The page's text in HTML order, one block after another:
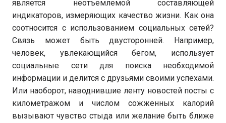
является неотъемлемой составляющей
индикаторов, измеряющих качество жизни. Как она
соотносится с использованием социальных сетей?
Связь может быть двусторонней. Например,
человек, увлекающийся бегом, использует
социальные сети для поиска необходимой
информации и делится с друзьями своими успехами.
Или наоборот, наводнившие ленту новостей посты с
километражом и числом сожженных калорий
вызывают чувство стыда или желание быть ближе